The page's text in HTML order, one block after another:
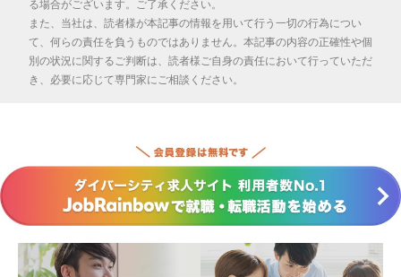
る場合がございます。ご了承ください。
また、当社は、読者様が本記事の情報を用いて行う一切の行為につい
て、何らの責任を負うものではありません。本記事の内容の正確性や個
別の状況に関するご判断は、読者様ご自身の責任において行っていただ
き、必要に応じて専門家にご相談ください。